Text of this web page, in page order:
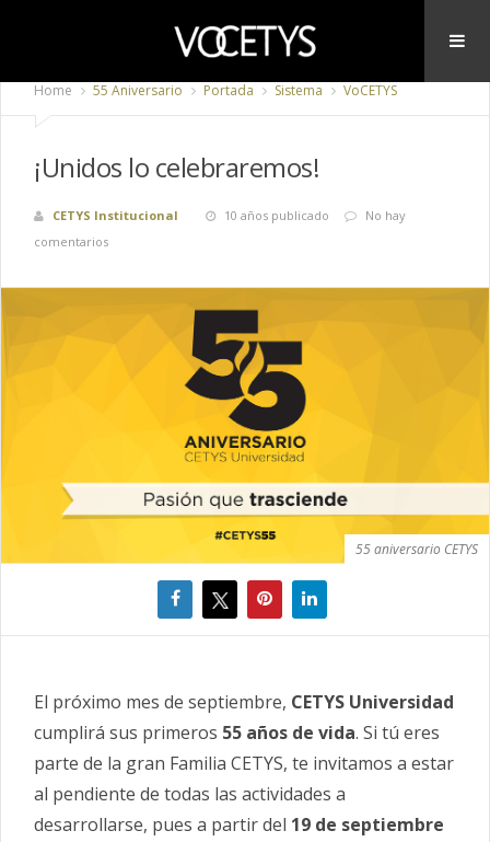
Home 55 Aniversario Portada Sistema VoCETYS
¡Unidos lo celebraremos!
CETYS Institucional 10 años publicado
No hay
comentarios
55 aniversario CETYS
El próximo mes de septiembre, CETYS Universidad
cumplirá sus primeros 55 años de vida. Si tú eres
parte de la gran Familia CETYS, te invitamos a estar
al pendiente de todas las actividades a
desarrollarse, pues a partir del 19 de septiembre